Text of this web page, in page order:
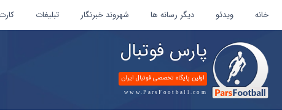
خانه ویدئو دیگر رسانه ها شهروند خبرنگار تبلیغات
پارس فوتبال
اولین پایگاه تخصصی فوتبال ایران
www.ParsFootball.com